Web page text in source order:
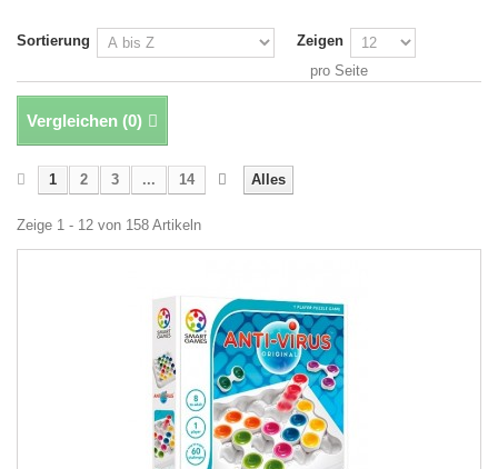
Sortierung
Zeigen
pro Seite
Vergleichen (0)
Alles
1 2 3 ... 14
Zeige 1 - 12 von 158 Artikeln